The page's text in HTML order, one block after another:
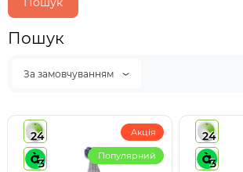
Пошук
За замовчуванням
24
3
Акція
Популярний
24
3